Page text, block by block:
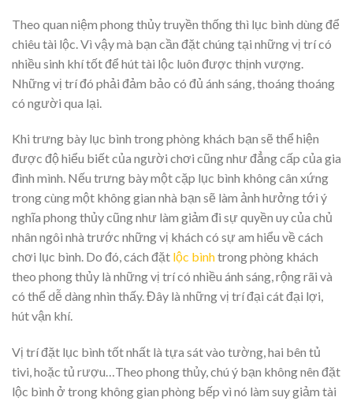
Theo quan niệm phong thủy truyền thống thì lục bình dùng để
chiêu tài lộc. Vì vậy mà bạn cần đặt chúng tại những vị trí có
nhiều sinh khí tốt để hút tài lộc luôn được thịnh vượng.
Những vị trí đó phải đảm bảo có đủ ánh sáng, thoáng thoáng
có người qua lại.
Khi trưng bày lục bình trong phòng khách bạn sẽ thể hiện
được độ hiểu biết của người chơi cũng như đẳng cấp của gia
đình mình. Nếu trưng bày một cặp lục bình không cân xứng
trong cùng một không gian nhà bạn sẽ làm ảnh hưởng tới ý
nghĩa phong thủy cũng như làm giảm đi sự quyền uy của chủ
nhân ngôi nhà trước những vị khách có sự am hiểu về cách
chơi lục bình. Do đó, cách đặt lộc bìnhtrong phòng khách
theo phong thủy là những vị trí có nhiều ánh sáng, rộng rãi và
có thể dễ dàng nhìn thấy. Đây là những vị trí đại cát đại lợi,
hút vận khí.
Vị trí đặt lục bình tốt nhất là tựa sát vào tường, hai bên tủ
tivi, hoặc tủ rượu…Theo phong thủy, chú ý bạn không nên đặt
lộc bình ở trong không gian phòng bếp vì nó làm suy giảm tài